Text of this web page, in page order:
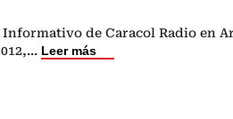
de Caracol Radio en
... Leer más